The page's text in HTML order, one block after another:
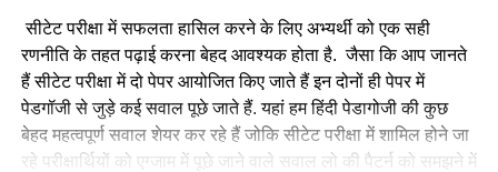
सीटेट परीक्षा में सफलता हासिल करने के लिए अभ्यर्थी को एक सही
रणनीति के तहत पढ़ाई करना बेहद आवश्यक होता है. जैसा कि आप जानते
हैं सीटेट परीक्षा में दो पेपर आयोजित किए जाते हैं इन दोनों ही पेपर में
पेडगॉजी से जुड़े कई सवाल पूछे जाते हैं. यहां हम हिंदी पेडागोजी की कुछ
बेहद महत्वपूर्ण सवाल शेयर कर रहे हैं जोकि सीटेट परीक्षा में शामिल होने जा
रहे परीक्षार्थियों को एग्जाम में पूछे जाने वाले सवाल लो की पैटर्न को समझने में